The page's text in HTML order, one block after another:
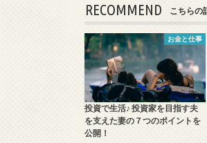
RECOMMEND こちらの
お金と仕事
投資で生活♪ 投資家を目指す夫
を支えた妻の７つのポイントを
公開！